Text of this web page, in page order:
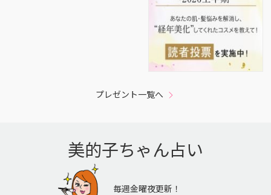
プレゼント一覧へ
美的子ちゃん占い
毎週金曜夜更新！